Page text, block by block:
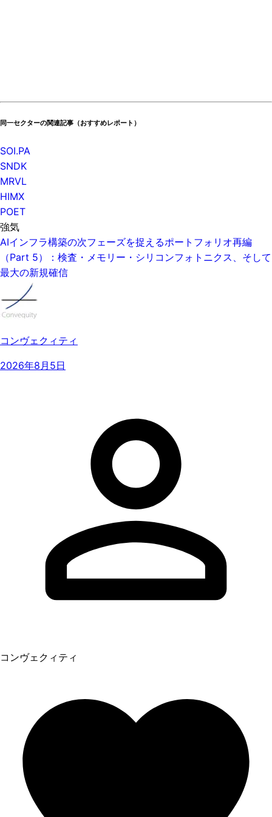
同一セクターの関連記事（おすすめレポート）
SOI.PA
SNDK
MRVL
HIMX
POET
強気
AIインフラ構築の次フェーズを捉えるポートフォリオ再編
（Part 5）：検査・メモリー・シリコンフォトニクス、そして
最大の新規確信
コンヴェクィティ
2026年8月5日
コンヴェクィティ